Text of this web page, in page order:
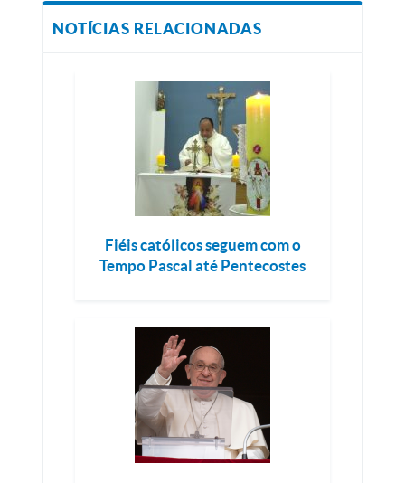
NOTÍCIAS RELACIONADAS
Fiéis católicos seguem com o
Tempo Pascal até Pentecostes